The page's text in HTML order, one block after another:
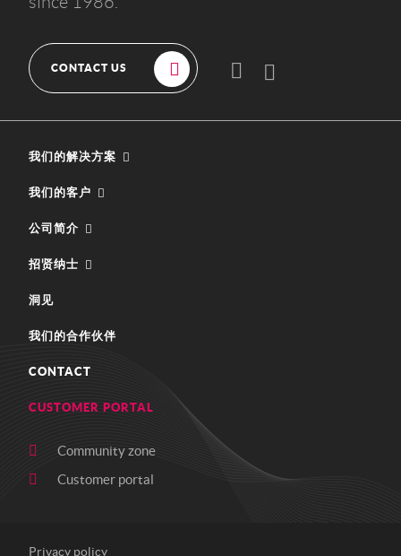
CONTACT US
我们的解决方案
我们的客户
公司简介
招贤纳士
洞见
我们的合作伙伴
CONTACT
CUSTOMER PORTAL
Community zone
Customer portal
Privacy policy